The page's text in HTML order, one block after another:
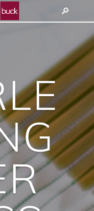
🔎︎